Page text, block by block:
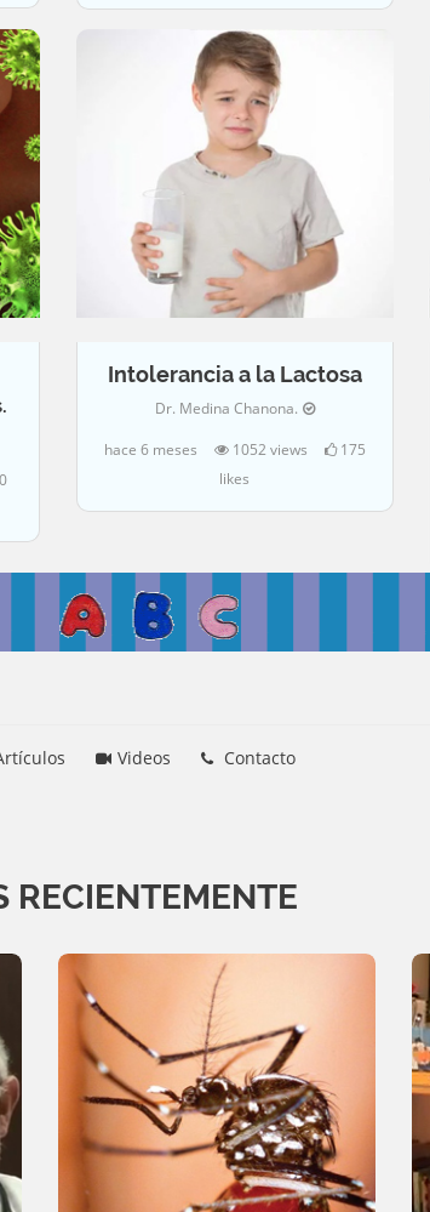
Intolerancia a la Lactosa
Dr. Medina Chanona.
hace 6 meses
1052 views
175
likes
Videos Contacto
RECIENTEMENTE